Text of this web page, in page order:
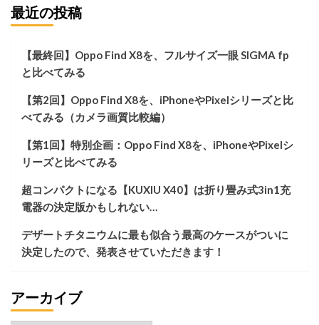
た
車
マ
ウ
ン
で
超
コ
ス
パ
が
高
い
定
版
つ
け
た！
最近の投稿
【最終回】Oppo Find X8を、フルサイズ一眼 SIGMA fp
と比べてみる
【第2回】Oppo Find X8を、iPhoneやPixelシリーズと比
べてみる（カメラ画質比較編）
【第1回】特別企画：Oppo Find X8を、iPhoneやPixelシ
リーズと比べてみる
超コンパクトになる【KUXIU X40】は折り畳み式3in1充
電器の決定版かもしれない…
デザートチタニウムに最も似合う最高のケースがついに
決定したので、発表させていただきます！
アーカイブ